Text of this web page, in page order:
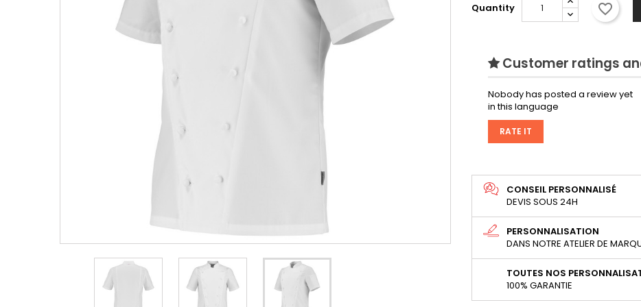
Quantity favorite_border
Customer ratings
Nobody has posted a review yet
in this language
RATE IT
CONSEIL PERSONNALISÉ
DEVIS SOUS 24H
PERSONNALISATION
DANS NOTRE ATELIER DE
TOUTES NOS
100% GARANTIE